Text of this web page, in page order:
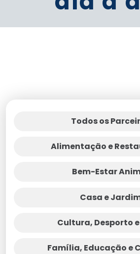
Todos os
Alimentação e
Bem-Estar
Casa e
Cultura, Desporto
Família, Educação e